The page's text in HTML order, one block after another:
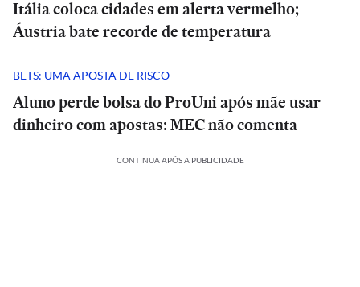
Itália coloca cidades em alerta vermelho;
Áustria bate recorde de temperatura
BETS: UMA APOSTA DE RISCO
Aluno perde bolsa do ProUni após mãe usar
dinheiro com apostas: MEC não comenta
CONTINUA APÓS A PUBLICIDADE